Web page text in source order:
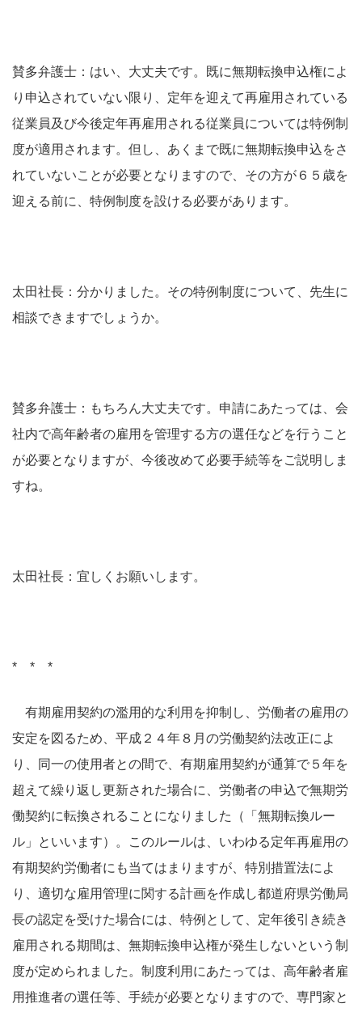
賛多弁護士：はい、大丈夫です。既に無期転換申込権によ
り申込されていない限り、定年を迎えて再雇用されている
従業員及び今後定年再雇用される従業員については特例制
度が適用されます。但し、あくまで既に無期転換申込をさ
れていないことが必要となりますので、その方が６５歳を
迎える前に、特例制度を設ける必要があります。
太田社長：分かりました。その特例制度について、先生に
相談できますでしょうか。
賛多弁護士：もちろん大丈夫です。申請にあたっては、会
社内で高年齢者の雇用を管理する方の選任などを行うこと
が必要となりますが、今後改めて必要手続等をご説明しま
すね。
太田社長：宜しくお願いします。
* * *
有期雇用契約の濫用的な利用を抑制し、労働者の雇用の
安定を図るため、平成２４年８月の労働契約法改正によ
り、同一の使用者との間で、有期雇用契約が通算で５年を
超えて繰り返し更新された場合に、労働者の申込で無期労
働契約に転換されることになりました（「無期転換ルー
ル」といいます）。このルールは、いわゆる定年再雇用の
有期契約労働者にも当てはまりますが、特別措置法によ
り、適切な雇用管理に関する計画を作成し都道府県労働局
長の認定を受けた場合には、特例として、定年後引き続き
雇用される期間は、無期転換申込権が発生しないという制
度が定められました。制度利用にあたっては、高年齢者雇
用推進者の選任等、手続が必要となりますので、専門家と